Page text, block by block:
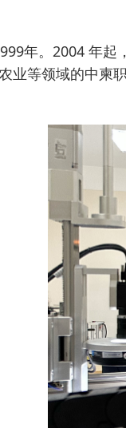
年。2004 年
业等领域的中柬